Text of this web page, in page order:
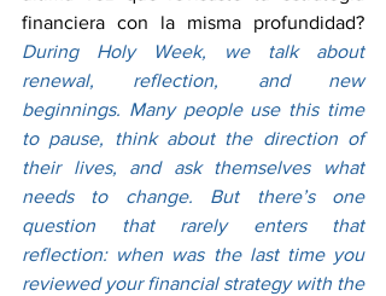
financiera con la misma profundidad?
During Holy Week, we talk about
renewal, reflection, and new
beginnings. Many people use this time
to pause, think about the direction of
their lives, and ask themselves what
needs to change. But there’s one
question that rarely enters that
reflection: when was the last time you
reviewed your financial strategy with the